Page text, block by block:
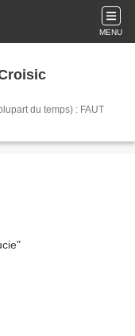
MENU
du temps) : FAUT